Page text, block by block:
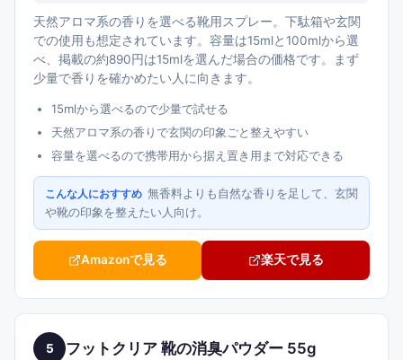
天然アロマ系の香りを選べる靴用スプレー。下駄箱や玄関
での使用も想定されています。容量は15mlと100mlから選
べ、掲載の約890円は15mlを選んだ場合の価格です。まず
少量で香りを確かめたい人に向きます。
15mlから選べるので少量で試せる
天然アロマ系の香りで玄関の印象ごと整えやすい
容量を選べるので携帯用から据え置き用まで対応できる
こんな人におすすめ 無香料よりも自然な香りを足して、玄関
や靴の印象を整えたい人向け。
Amazonで見る 楽天で見る
5 フットクリア 靴の消臭パウダー 55g